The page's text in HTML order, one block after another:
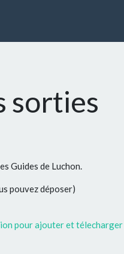
sorties
Guides de Luchon.
pouvez déposer)
pour ajouter et